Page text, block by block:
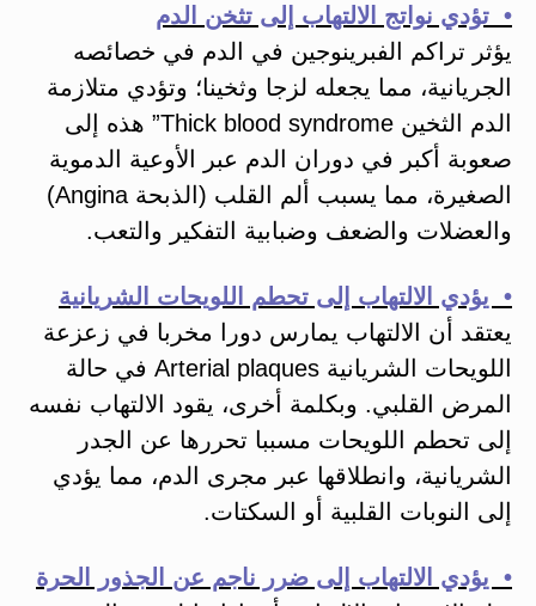
• تؤدي نواتج الالتهاب إلى تثخن الدم
يؤثر تراكم الفبرينوجين في الدم في خصائصه
الجريانية، مما يجعله لزجا وثخينا؛ وتؤدي متلازمة
الدم الثخين Thick blood syndrome” هذه إلى
صعوبة أكبر في دوران الدم عبر الأوعية الدموية
الصغيرة، مما يسبب ألم القلب (الذبحة Angina)
والعضلات والضعف وضبابية التفكير والتعب.
• يؤدي الالتهاب إلى تحطم اللويحات الشريانية
يعتقد أن الالتهاب يمارس دورا مخربا في زعزعة
اللويحات الشريانية Arterial plaques في حالة
المرض القلبي. وبكلمة أخرى، يقود الالتهاب نفسه
إلى تحطم اللويحات مسببا تحررها عن الجدر
الشريانية، وانطلاقها عبر مجرى الدم، مما يؤدي
إلى النوبات القلبية أو السكتات.
• يؤدي الالتهاب إلى ضرر ناجم عن الجذور الحرة